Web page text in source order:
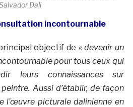
Dali
incontournable
objectif de « devenir un
pour tous ceux qui
leurs connaissances sur
Aussi d’établir, de façon
l’œuvre picturale dalinienne en